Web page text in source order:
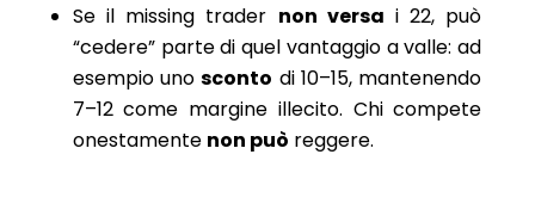
Se il missing trader non versa i 22, può
“cedere” parte di quel vantaggio a valle: ad
esempio unosconto di 10–15, mantenendo
7–12 come margine illecito. Chi compete
onestamente non può reggere.